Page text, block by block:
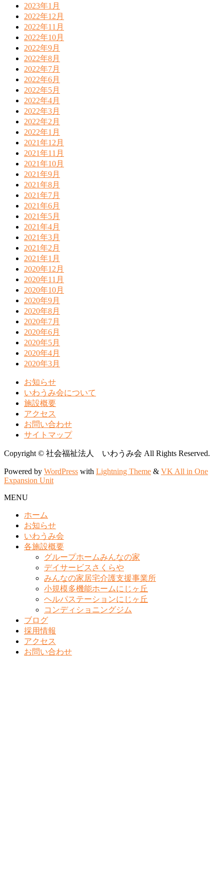
2023年1月
2022年12月
2022年11月
2022年10月
2022年9月
2022年8月
2022年7月
2022年6月
2022年5月
2022年4月
2022年3月
2022年2月
2022年1月
2021年12月
2021年11月
2021年10月
2021年9月
2021年8月
2021年7月
2021年6月
2021年5月
2021年4月
2021年3月
2021年2月
2021年1月
2020年12月
2020年11月
2020年10月
2020年9月
2020年8月
2020年7月
2020年6月
2020年5月
2020年4月
2020年3月
お知らせ
いわうみ会について
施設概要
アクセス
お問い合わせ
サイトマップ
Copyright © 社会福祉法人 いわうみ会 All Rights Reserved.
Powered by WordPress with Lightning Theme & VK All in One
Expansion Unit
MENU
ホーム
お知らせ
いわうみ会
各施設概要
グループホームみんなの家
デイサービスさくらや
みんなの家居宅介護支援事業所
小規模多機能ホームにじヶ丘
ヘルパステーションにじヶ丘
コンディショニングジム
ブログ
採用情報
アクセス
お問い合わせ